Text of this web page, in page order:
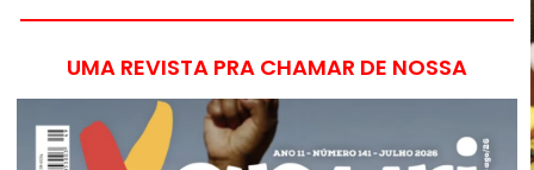
UMA REVISTA PRA CHAMAR DE NOSSA